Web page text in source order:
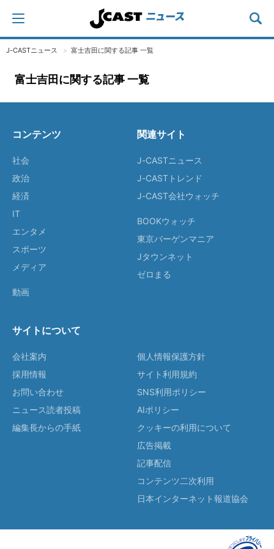
J-CASTニュース 富士吉田に関する記事 一覧
富士吉田に関する記事 一覧
コンテンツ
社会
政治
経済
IT
エンタメ
スポーツ
メディア
動画
関連サイト
J-CASTニュース
J-CASTトレンド
J-CAST会社ウォッチ
BOOKウォッチ
東京バーゲンマニア
Jタウンネット
ゼロまる
サイトについて
会社案内
採用情報
お問い合わせ
ニュース読者投稿
編集長からの手紙
個人情報保護方針
サイト利用規約
SNS利用ポリシー
AIポリシー
クッキーの利用について
広告掲載
記事配信
コンテンツ二次利用
日本インターネット報道協会